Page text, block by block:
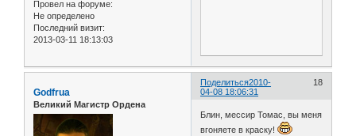
Провел на форуме:
Не определено
Последний визит:
2013-03-11 18:13:03
Поделиться 18
2010-
04-08 18:06:31
Godfrua
Великий Магистр Ордена
Блин, мессир Томас, вы меня
вгоняете в краску!